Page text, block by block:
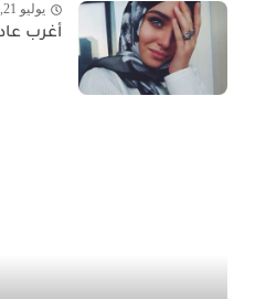
يوليو 21, 2026
أغرب